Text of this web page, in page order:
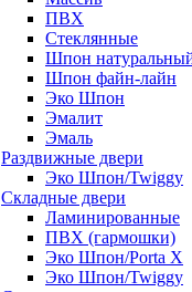
ПВХ
Стеклянные
Шпон
Шпон файн-лайн
Эко Шпон
Эмалит
Эмаль
Раздвижные двери
Эко Шпон/Twiggy
Складные двери
Ламинированные
ПВХ (гармошки)
Эко Шпон/Porta X
Эко Шпон/Twiggy